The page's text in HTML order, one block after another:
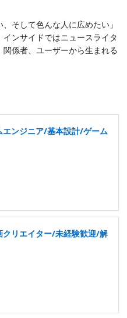
そして色んな人に広めたい」
ンサイドではニュースライタ
係者、ユーザーから生まれる
ンジニア/基本設計/ゲーム
リエイター/未経験歓迎/解